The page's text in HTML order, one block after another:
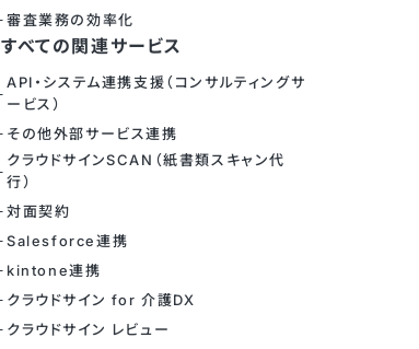
審査業務の効率化
すべての関連サービス
API・システム連携支援（コンサルティングサ
ービス）
その他外部サービス連携
クラウドサインSCAN（紙書類スキャン代
行）
対面契約
Salesforce連携
kintone連携
クラウドサイン for 介護DX
クラウドサイン レビュー